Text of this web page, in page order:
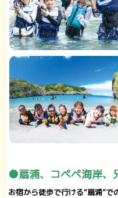
●扇浦、コペペ海岸、
お宿から徒歩で行ける“扇浦”